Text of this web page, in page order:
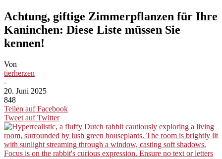
Achtung, giftige Zimmerpflanzen für Ihre
Kaninchen: Diese Liste müssen Sie
kennen!
Von
tierherzen
-
20. Juni 2025
848
Teilen auf Facebook
Tweet auf Twitter